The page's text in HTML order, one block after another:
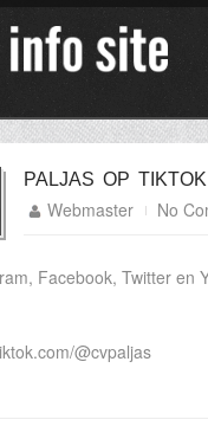
PALJAS OP TIKTOK
Webmaster No
Facebook, Twitter en
@cvpaljas